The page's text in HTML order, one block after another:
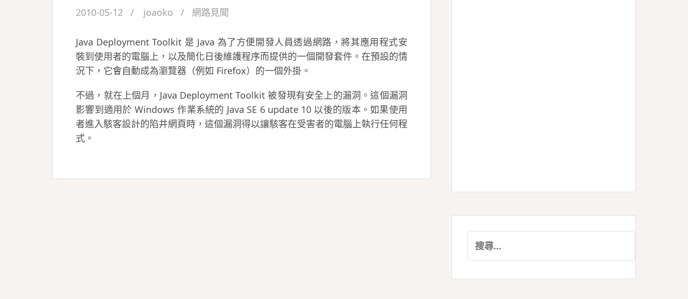
2010-05-12 joaoko 網路見聞
Java Deployment Toolkit 是 Java 為了方便開發人員透過網路，將其應用程式安
裝到使用者的電腦上，以及簡化日後維護程序而提供的一個開發套件。在預設的情
況下，它會自動成為瀏覽器（例如 Firefox）的一個外掛。
不過，就在上個月，Java Deployment Toolkit 被發現有安全上的漏洞。這個漏洞
影響到適用於 Windows 作業系統的 Java SE 6 update 10 以後的版本。如果使用
者進入駭客設計的陷井網頁時，這個漏洞得以讓駭客在受害者的電腦上執行任何程
式。
尋
鍵